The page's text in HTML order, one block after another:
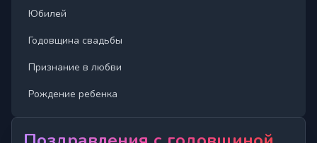
Юбилей
Годовщина свадьбы
Признание в любви
Рождение ребенка